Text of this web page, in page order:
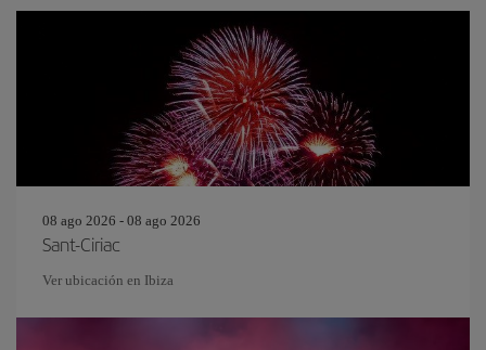
08 ago 2026 - 08 ago 2026
Sant-Ciriac
Ver ubicación en Ibiza